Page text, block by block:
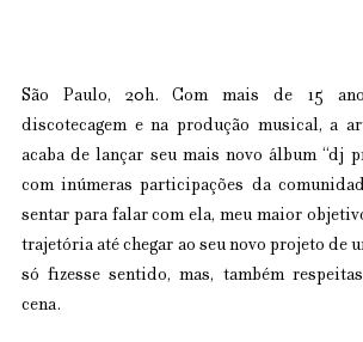
São Paulo, 20h. Com mais de 15
discotecagem e na produção musical, a
acaba de lançar seu mais novo álbum “dj
com inúmeras participações da
sentar para falar com ela, meu maior
trajetória até chegar ao seu novo projeto de
só fizesse sentido, mas, também
cena.